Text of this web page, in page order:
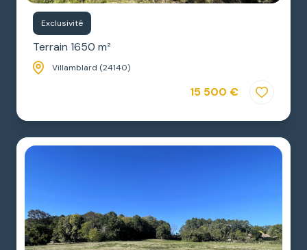
Exclusivité
Terrain 1650 m²
Villamblard (24140)
15 500 €